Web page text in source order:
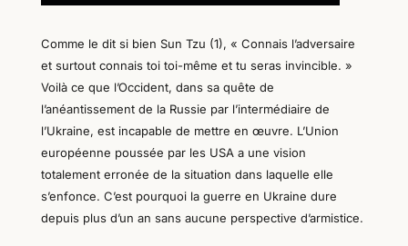
Comme le dit si bien Sun Tzu (1), « Connais l’adversaire
et surtout connais toi toi-même et tu seras invincible. »
Voilà ce que l’Occident, dans sa quête de
l’anéantissement de la Russie par l’intermédiaire de
l’Ukraine, est incapable de mettre en œuvre. L’Union
européenne poussée par les USA a une vision
totalement erronée de la situation dans laquelle elle
s’enfonce. C’est pourquoi la guerre en Ukraine dure
depuis plus d’un an sans aucune perspective d’armistice.